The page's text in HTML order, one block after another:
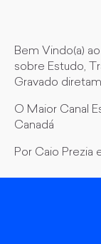
Bem Vindo(a)
sobre Estudo,
Gravado
O Maior Canal
Canadá
Por Caio Prezia